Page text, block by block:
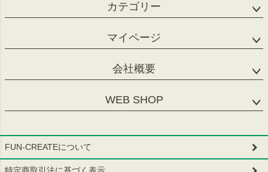
カテゴリー
マイページ
会社概要
WEB SHOP
FUN-CREATEについて